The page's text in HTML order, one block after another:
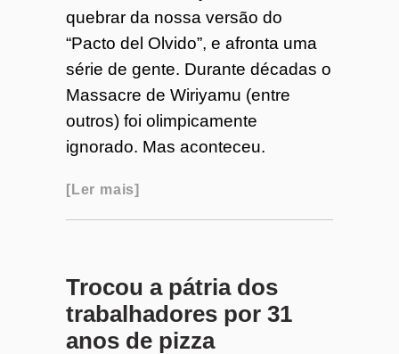
quebrar da nossa versão do
“Pacto del Olvido”, e afronta uma
série de gente. Durante décadas o
Massacre de Wiriyamu (entre
outros) foi olimpicamente
ignorado. Mas aconteceu.
Ler mais
Trocou a pátria dos
trabalhadores por 31
anos de pizza